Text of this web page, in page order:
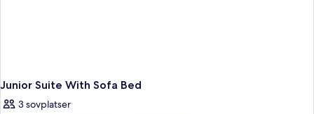
Junior Suite With Sofa Bed
3 sovplatser